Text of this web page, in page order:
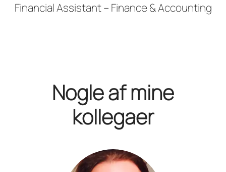
Financial Assistant – Finance & Accounting
Nogle af mine
kollegaer